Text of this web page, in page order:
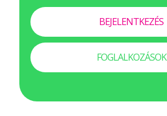
BEJELENTKEZÉS
FOGLALKOZÁSOK